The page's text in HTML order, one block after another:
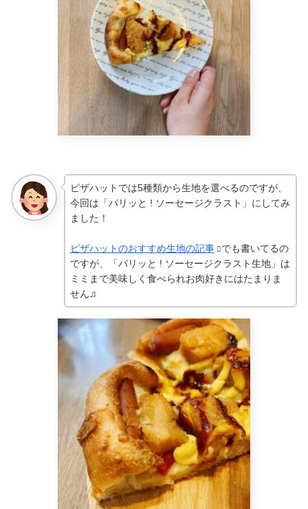
ピザハットでは5種類から生地を選べるのですが、
今回は「パリッと ! ソーセージクラスト」にしてみ
ました！
ピザハットのおすすめ生地の記事
でも書いてるの
ですが、「パリッと ! ソーセージクラスト生地」は
ミミまで美味しく食べられお肉好きにはたまりま
せん♫